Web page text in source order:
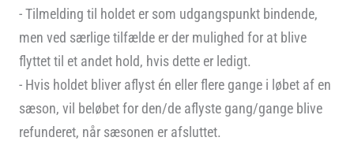
- Tilmelding til holdet er som udgangspunkt bindende,
men ved særlige tilfælde er der mulighed for at blive
flyttet til et andet hold, hvis dette er ledigt.
- Hvis holdet bliver aflyst én eller flere gange i løbet af en
sæson, vil beløbet for den/de aflyste gang/gange blive
refunderet, når sæsonen er afsluttet.